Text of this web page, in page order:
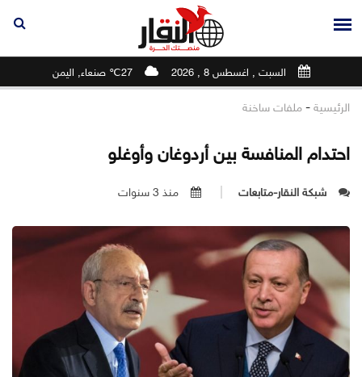
السبت , اغسطس 8 , 2026 27℃ صنعاء, اليمن
الرئيسية - ملفات ساخنة
احتدام المنافسة بين أردوغان وأوغلو
شبكة النقار-متابعات منذ 3 سنوات